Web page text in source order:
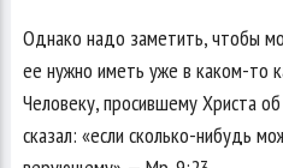
Однако надо заметить, чтобы
ее нужно иметь уже в каком-то
Человеку, просившему Христа
сказал: «если сколько-нибудь